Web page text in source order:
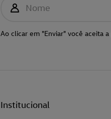
Nome
Ao clicar em "Enviar" você aceita a
Institucional